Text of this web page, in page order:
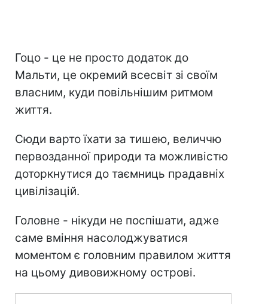
Гоцо - це не просто додаток до
Мальти, це окремий всесвіт зі своїм
власним, куди повільнішим ритмом
життя.
Сюди варто їхати за тишею, величчю
первозданної природи та можливістю
доторкнутися до таємниць прадавніх
цивілізацій.
Головне - нікуди не поспішати, адже
саме вміння насолоджуватися
моментом є головним правилом життя
на цьому дивовижному острові.